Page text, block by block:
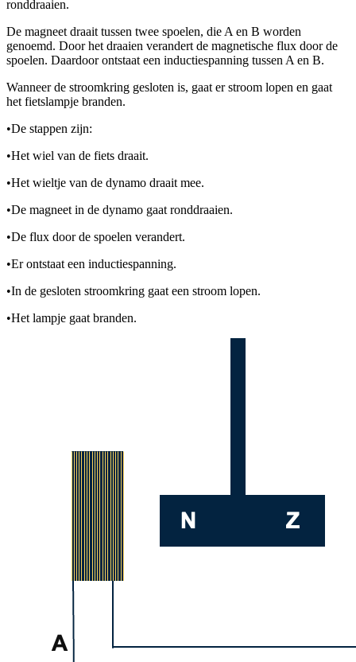
ronddraaien.
De magneet draait tussen twee spoelen, die A en B worden
genoemd. Door het draaien verandert de magnetische flux door de
spoelen. Daardoor ontstaat een inductiespanning tussen A en B.
Wanneer de stroomkring gesloten is, gaat er stroom lopen en gaat
het fietslampje branden.
•De stappen zijn:
•Het wiel van de fiets draait.
•Het wieltje van de dynamo draait mee.
•De magneet in de dynamo gaat ronddraaien.
•De flux door de spoelen verandert.
•Er ontstaat een inductiespanning.
•In de gesloten stroomkring gaat een stroom lopen.
•Het lampje gaat branden.